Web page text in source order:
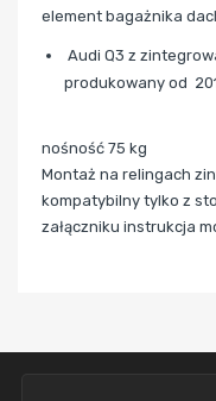
element bagażnika
Audi Q3 z
produkowany od
nośność 75 kg
Montaż na relingach
kompatybilny tylko z
załączniku instrukcja